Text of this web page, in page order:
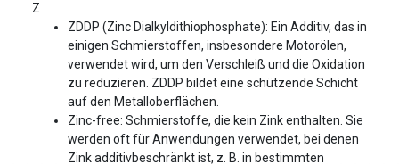
Z
ZDDP (Zinc Dialkyldithiophosphate): Ein Additiv, das in
einigen Schmierstoffen, insbesondere Motorölen,
verwendet wird, um den Verschleiß und die Oxidation
zu reduzieren. ZDDP bildet eine schützende Schicht
auf den Metalloberflächen.
Zinc-free: Schmierstoffe, die kein Zink enthalten. Sie
werden oft für Anwendungen verwendet, bei denen
Zink additivbeschränkt ist, z. B. in bestimmten